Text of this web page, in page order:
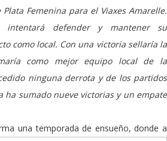
Femenina para el Viaxes Amarelle.
intentará defender y mantener su
como local. Con una victoria sellaría la
como mejor equipo local de la
ninguna derrota y de los partidos
ha sumado nueve victorias y un empate
unatemporada de ensueño, donde a